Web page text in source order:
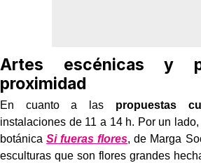
Artes escénicas y
proximidad
En cuanto a las propuestas
instalaciones de 11 a 14 h. Por un
botánicaSi fueras flores, de Marga
esculturas que son flores grandes